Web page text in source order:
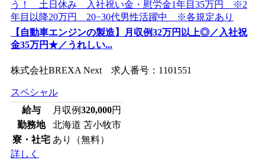
【自動車エンジンの製造】月収例32万円以上◎／入社祝
金35万円★／うれしい...
株式会社BREXA Next 求人番号：1101551
スペシャル
給与
月収例320,000円
勤務地
北海道 苫小牧市
寮・社宅 あり（無料）
詳しく